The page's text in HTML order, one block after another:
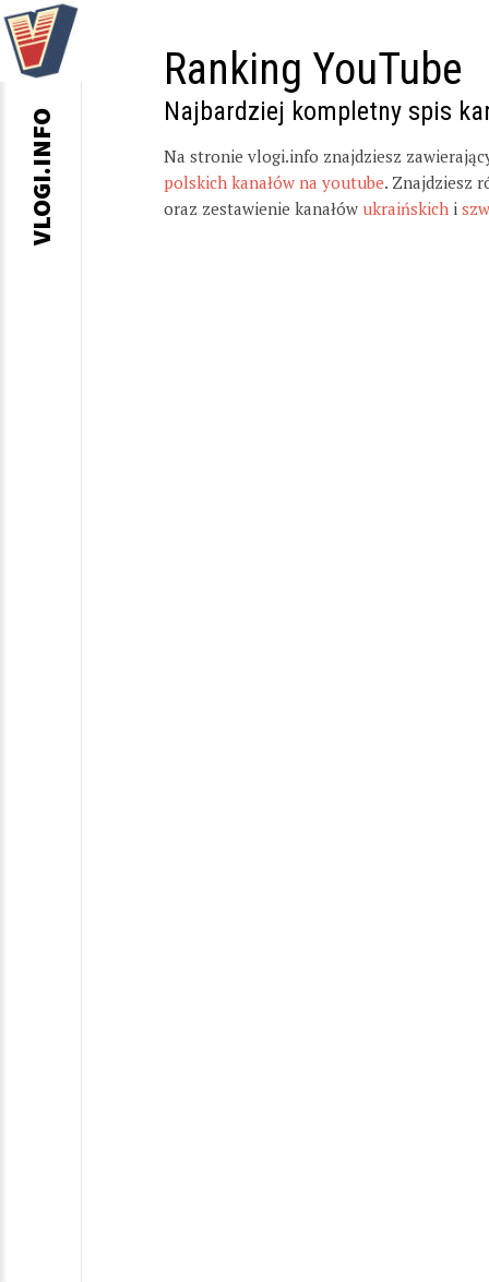
Ranking YouTube
Najbardziej kompletny spis
Na stronie vlogi.info znajdziesz
polskich kanałów na youtube. Znajdziesz
oraz zestawienie kanałów ukraińskich i
VLOGI.INFO